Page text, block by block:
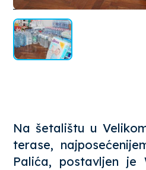
Na šetalištu u
terase,
Palića, postavljen